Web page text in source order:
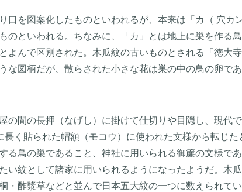
口を図案化したものといわれるが、本来は「カ（ 穴カ
のといわれる。ちなみに、「カ」とは地上に巣を作る
よんで区別された。木瓜紋の古いものとされる「徳大
な図柄だが、散らされた小さな花は巣の中の鳥の卵であ
の間の長押（なげし）に掛けて仕切りや目隠し、現代
長く貼られた帽額（モコウ）に使われた文様から転じ
る鳥の巣であること、神社に用いられる御簾の文様で
い紋として諸家に用いられるようになったようだ。木
・酢漿草などと並んで日本五大紋の一つに数えられてい